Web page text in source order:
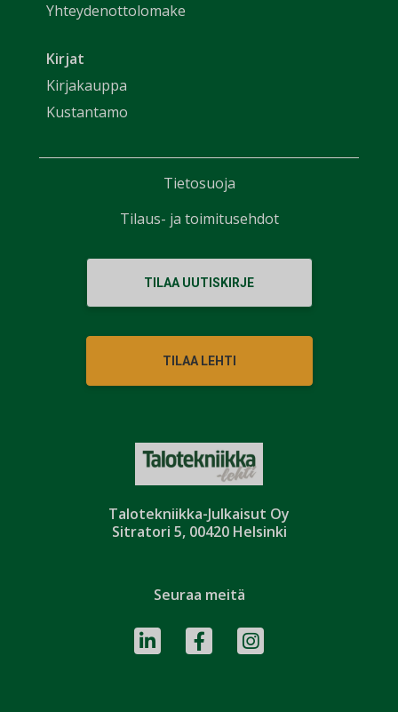
Talotekniikka-Julkaisut Oy
Sitratori 5, 00420 Helsinki
Yhteydenottolomake
Kirjat
Kirjakauppa
Kustantamo
TILAA UUTISKIRJE
TILAA LEHTI
Seuraa meitä
Tietosuoja
Tilaus- ja toimitusehdot